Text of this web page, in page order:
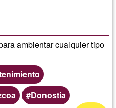
ambientar cualquier tipo
Donostia